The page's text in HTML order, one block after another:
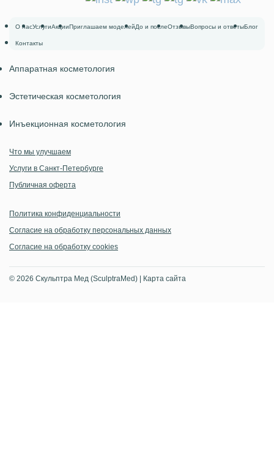
О насУслугиАкцииПриглашаем моделейДо и послеОтзывыВопросы и ответыБлог
Контакты
Аппаратная косметология
Эстетическая косметология
Инъекционная косметология
Что мы улучшаем
Услуги в Санкт‑Петербурге
Публичная оферта
Политика конфиденциальности
Согласие на обработку персональных данных
Согласие на обработку cookies
© 2026 Скульптра Мед (SculptraMed) | Карта сайта